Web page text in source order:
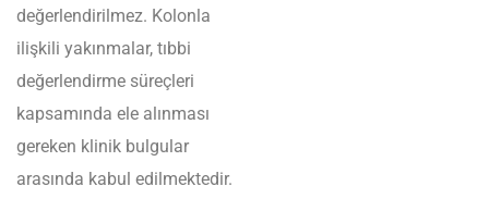
değerlendirilmez. Kolonla
ilişkili yakınmalar, tıbbi
değerlendirme süreçleri
kapsamında ele alınması
gereken klinik bulgular
arasında kabul edilmektedir.